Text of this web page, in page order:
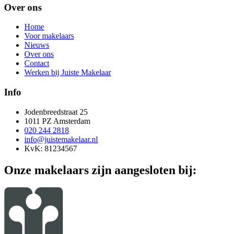
Over ons
Home
Voor makelaars
Nieuws
Over ons
Contact
Werken bij Juiste Makelaar
Info
Jodenbreedstraat 25
1011 PZ Amsterdam
020 244 2818
info@juistemakelaar.nl
KvK: 81234567
Onze makelaars zijn aangesloten bij: